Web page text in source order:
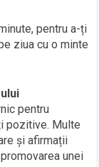
pentru a-ți
ziua cu o minte
pentru
pozitive. Multe
și afirmații
unei